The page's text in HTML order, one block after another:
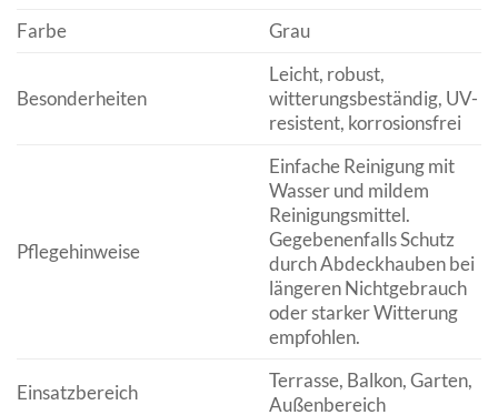
Farbe
Grau
Besonderheiten
Leicht, robust,
witterungsbeständig, UV-
resistent, korrosionsfrei
Pflegehinweise
Einfache Reinigung mit
Wasser und mildem
Reinigungsmittel.
Gegebenenfalls Schutz
durch Abdeckhauben bei
längeren Nichtgebrauch
oder starker Witterung
empfohlen.
Einsatzbereich
Terrasse, Balkon, Garten,
Außenbereich